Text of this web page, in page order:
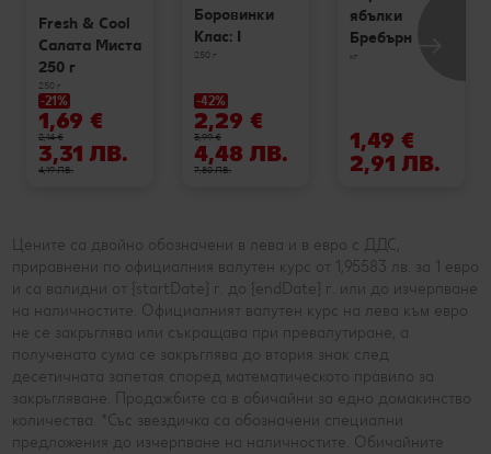
Fresh & Cool
Салата Миста
250 г
250 г
-21%
1,69 €
2,14 €
3,31 ЛВ.
4,19 ЛВ.
Боровинки
Клас: I
250 г
-42%
2,29 €
3,99 €
4,48 ЛВ.
7,80 ЛВ.
ябълки
Бребърн
кг
1,49 €
2,91 ЛВ.
Цените са двойно обозначени в лева и в евро с ДДС,
приравнени по официалния валутен курс от 1,95583 лв. за 1 евро
и са валидни от {startDate} г. до {endDate} г. или до изчерпване
на наличностите. Официалният валутен курс на лева към евро
не се закръглява или съкращава при превалутиране, а
получената сума се закръглява до втория знак след
десетичната запетая според математическото правило за
закръгляване. Продажбите са в обичайни за едно домакинство
количества. *Със звездичка са обозначени специални
предложения до изчерпване на наличностите. Обичайните